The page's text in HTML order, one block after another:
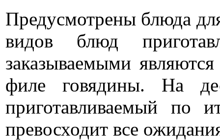
Предусмотрены блюда
видов блюд
заказываемыми
филе говядины. На
приготавливаемый по
превосходит все